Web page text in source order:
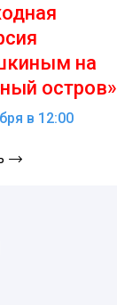
на
остров»
в 12:00